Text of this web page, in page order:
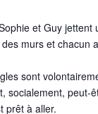
et Guy jettent
murs et chacun
sont
socialement,
prêt à aller.